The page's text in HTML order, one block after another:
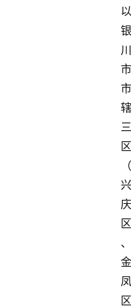
以
银
川
市
市
辖
三
区
（
兴
庆
区
、
金
凤
区